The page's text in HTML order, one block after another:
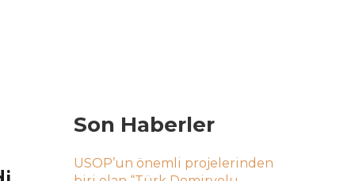
Son Haberler
USOP’un önemli projelerinden